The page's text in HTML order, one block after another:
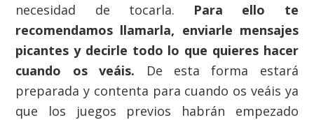
necesidad de tocarla. Para ello te
recomendamos llamarla, enviarle mensajes
picantes y decirle todo lo que quieres hacer
cuando os veáis. De esta forma estará
preparada y contenta para cuando os veáis ya
que los juegos previos habrán empezado